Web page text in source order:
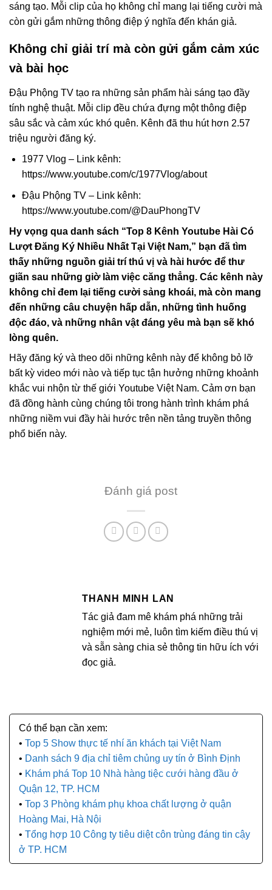
sáng tạo. Mỗi clip của họ không chỉ mang lại tiếng cười mà
còn gửi gắm những thông điệp ý nghĩa đến khán giả.
Không chỉ giải trí mà còn gửi gắm cảm xúc
và bài học
Đậu Phộng TV tạo ra những sản phẩm hài sáng tạo đầy
tính nghệ thuật. Mỗi clip đều chứa đựng một thông điệp
sâu sắc và cảm xúc khó quên. Kênh đã thu hút hơn 2.57
triệu người đăng ký.
1977 Vlog – Link kênh:
https://www.youtube.com/c/1977Vlog/about
Đậu Phộng TV – Link kênh:
https://www.youtube.com/@DauPhongTV
Hy vọng qua danh sách “Top 8 Kênh Youtube Hài Có
Lượt Đăng Ký Nhiều Nhất Tại Việt Nam,” bạn đã tìm
thấy những nguồn giải trí thú vị và hài hước để thư
giãn sau những giờ làm việc căng thẳng. Các kênh này
không chỉ đem lại tiếng cười sảng khoái, mà còn mang
đến những câu chuyện hấp dẫn, những tình huống
độc đáo, và những nhân vật đáng yêu mà bạn sẽ khó
lòng quên.
Hãy đăng ký và theo dõi những kênh này để không bỏ lỡ
bất kỳ video mới nào và tiếp tục tận hưởng những khoảnh
khắc vui nhộn từ thế giới Youtube Việt Nam. Cảm ơn bạn
đã đồng hành cùng chúng tôi trong hành trình khám phá
những niềm vui đầy hài hước trên nền tảng truyền thông
phổ biến này.
Đánh giá post
THANH MINH LAN
Tác giả đam mê khám phá những trải
nghiệm mới mẻ, luôn tìm kiếm điều thú vị
và sẵn sàng chia sẻ thông tin hữu ích với
đọc giả.
Top 5 Show thực tế nhí ăn khách tại Việt Nam
Danh sách 9 địa chỉ tiêm chủng uy tín ở Bình Định
Khám phá Top 10 Nhà hàng tiệc cưới hàng đầu ở
Quận 12, TP. HCM
Top 3 Phòng khám phụ khoa chất lượng ở quận
Hoàng Mai, Hà Nội
Tổng hợp 10 Công ty tiêu diệt côn trùng đáng tin cậy
ở TP. HCM